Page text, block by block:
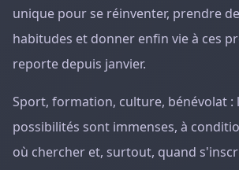
unique pour se réinventer, prendre
habitudes et donner enfin vie à ces
reporte depuis janvier.
Sport, formation, culture, bénévolat :
possibilités sont immenses, à
où chercher et, surtout, quand